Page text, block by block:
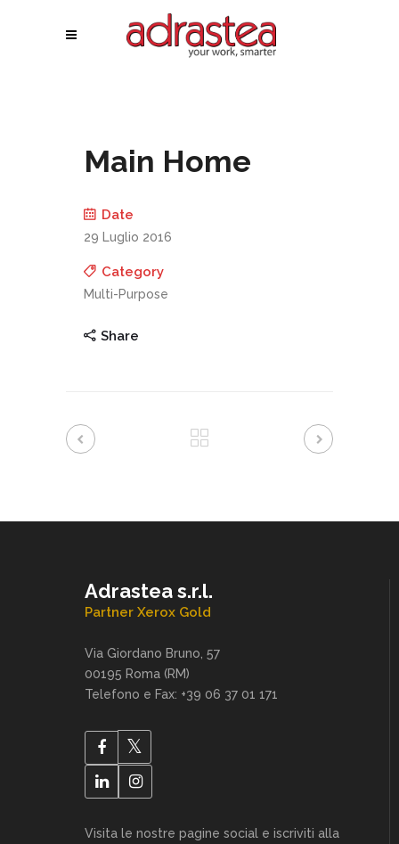
Main Home
Date
29 Luglio 2016
Category
Multi-Purpose
Share
Adrastea s.r.l.
Partner Xerox Gold
Via Giordano Bruno, 57
00195 Roma (RM)
Telefono e Fax: +39 06 37 01 171
Visita le nostre pagine social e iscriviti alla